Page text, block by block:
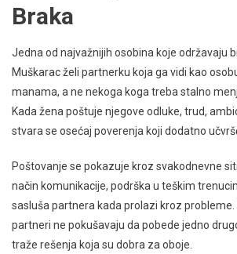
Braka
Jedna od najvažnijih osobina koje održavaju
Muškarac želi partnerku koja ga vidi kao
manama, a ne nekoga koga treba stalno
Kada žena poštuje njegove odluke, trud,
stvara se osećaj poverenja koji dodatno
Poštovanje se pokazuje kroz svakodnevne
način komunikacije, podrška u teškim
sasluša partnera kada prolazi kroz
partneri ne pokušavaju da pobede jedno
traže rešenja koja su dobra za oboje.